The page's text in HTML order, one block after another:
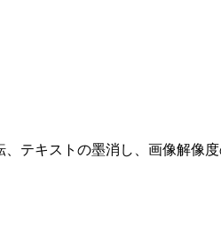
テキストの墨消し、画像解像度